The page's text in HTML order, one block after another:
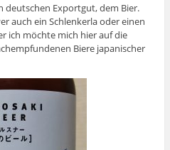
deutschen Exportgut, dem Bier.
auch ein Schlenkerla oder einen
ich möchte mich hier auf die
Biere japanischer